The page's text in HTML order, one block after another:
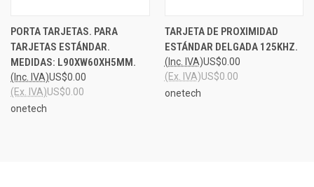
PORTA TARJETAS. PARA
TARJETAS ESTÁNDAR.
MEDIDAS: L90XW60XH5MM.
US$0.00
(Inc. IVA)
US$0.00
(Ex. IVA)
onetech
TARJETA DE PROXIMIDAD
ESTÁNDAR DELGADA 125KHZ.
US$0.00
(Inc. IVA)
US$0.00
(Ex. IVA)
onetech